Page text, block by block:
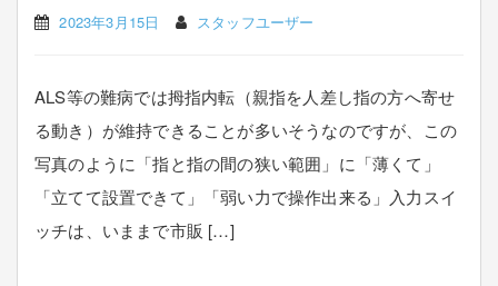
2023年3月15日 スタッフユーザー
ALS等の難病では拇指内転（親指を人差し指の方へ寄せ
る動き）が維持できることが多いそうなのですが、この
写真のように「指と指の間の狭い範囲」に「薄くて」
「立てて設置できて」「弱い力で操作出来る」入力スイ
ッチは、いままで市販 […]